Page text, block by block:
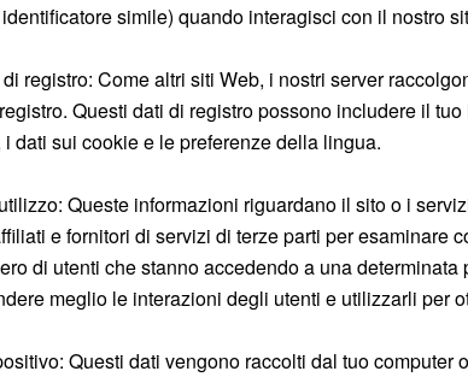
simile) quando interagisci con il nostro
registro: Come altri siti Web, i nostri server
Questi dati di registro possono includere il
dati sui cookie e le preferenze della lingua.
Queste informazioni riguardano il sito o i
e fornitori di servizi di terze parti per
di utenti che stanno accedendo a una
meglio le interazioni degli utenti e utilizzarli per
Questi dati vengono raccolti dal tuo